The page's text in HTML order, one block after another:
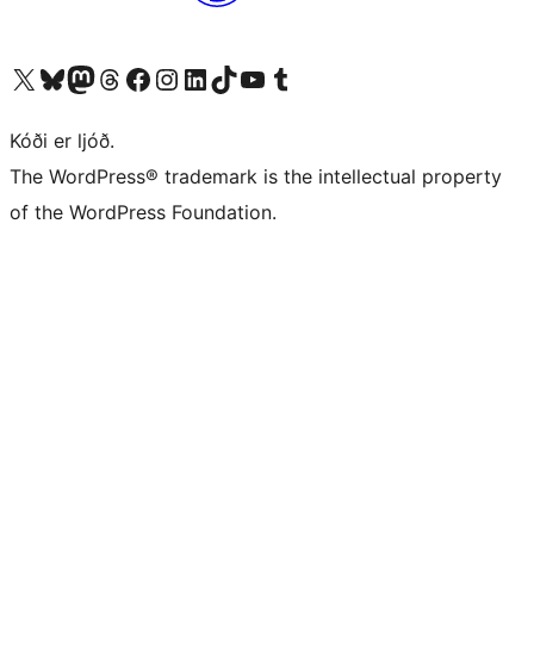
Visit our X (formerly Twitter) account
Visit our Bluesky account
Visit our Mastodon account
Visit our Threads account
Visit our Facebook page
Visit our Instagram account
Visit our LinkedIn account
Visit our TikTok account
Visit our YouTube channel
Visit our Tumblr account
Kóði er ljóð.
The WordPress® trademark is the intellectual property
of the WordPress Foundation.